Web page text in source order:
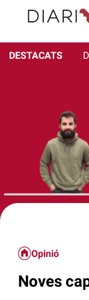
DESTACATS
Opinió
Noves